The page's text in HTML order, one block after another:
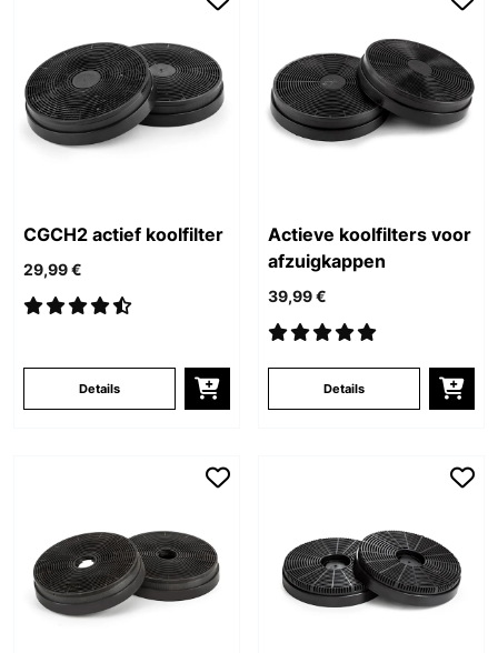
CGCH2 actief koolfilter
29,99 €
Details
Actieve koolfilters voor
afzuigkappen
39,99 €
Details